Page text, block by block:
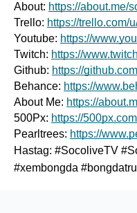
About: https://about.me/
Trello: https://trello.com/
Youtube: https://
Twitch: https://
Github: https://
Behance: https://
About Me: https://
500Px: https://
Pearltrees: https://
Hastag: #SocoliveTV
#xembongda